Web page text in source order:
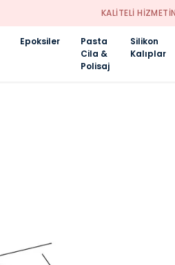
KALİTELİ
Epoksiler
Pasta
Cila &
Polisaj
Silikon
Kalıplar